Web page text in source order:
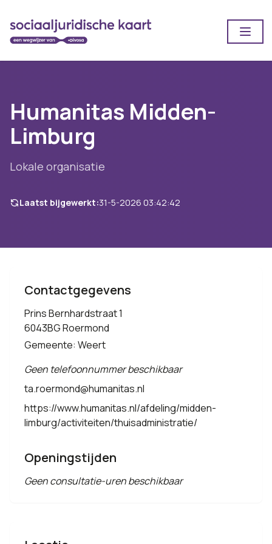
Humanitas Midden-
Limburg
Lokale organisatie
Laatst bijgewerkt:31-5-2026 03:42:42
Contactgegevens
Prins Bernhardstraat 1
6043BG Roermond
Gemeente: Weert
Geen telefoonnummer beschikbaar
ta.roermond@humanitas.nl
https://www.humanitas.nl/afdeling/midden-
limburg/activiteiten/thuisadministratie/
Openingstijden
Geen consultatie-uren beschikbaar